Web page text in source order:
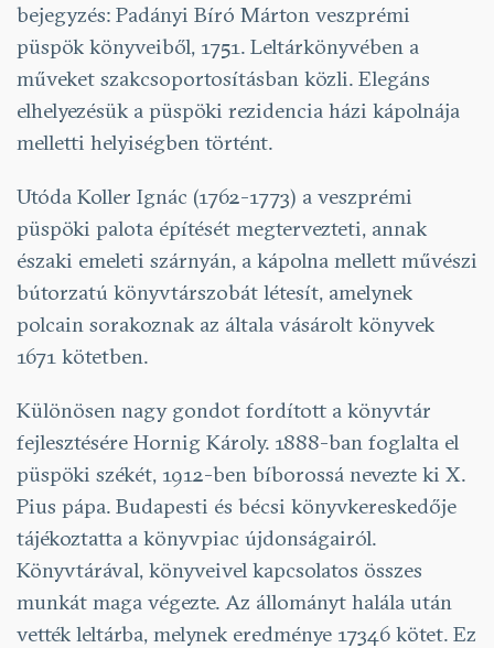
bejegyzés: Padányi Bíró Márton veszprémi
püspök könyveiből, 1751. Leltárkönyvében a
műveket szakcsoportosításban közli. Elegáns
elhelyezésük a püspöki rezidencia házi kápolnája
melletti helyiségben történt.
Utóda Koller Ignác (1762-1773) a veszprémi
püspöki palota építését megtervezteti, annak
északi emeleti szárnyán, a kápolna mellett művészi
bútorzatú könyvtárszobát létesít, amelynek
polcain sorakoznak az általa vásárolt könyvek
1671 kötetben.
Különösen nagy gondot fordított a könyvtár
fejlesztésére Hornig Károly. 1888-ban foglalta el
püspöki székét, 1912-ben bíborossá nevezte ki X.
Pius pápa. Budapesti és bécsi könyvkereskedője
tájékoztatta a könyvpiac újdonságairól.
Könyvtárával, könyveivel kapcsolatos összes
munkát maga végezte. Az állományt halála után
vették leltárba, melynek eredménye 17346 kötet. Ez